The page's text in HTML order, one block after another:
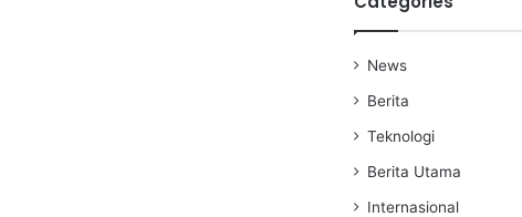
News
Berita
Teknologi
Berita Utama
Internasional